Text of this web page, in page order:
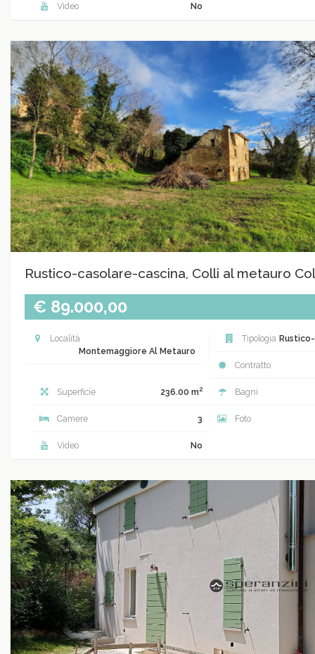
Video No
Rustico-casolare-cascina, Colli al metauro
€ 89.000,00
Località
Montemaggiore Al Metauro
Tipologia
Contratto
Superficie 236.00 m2 Bagni
Camere 3 Foto
Video No